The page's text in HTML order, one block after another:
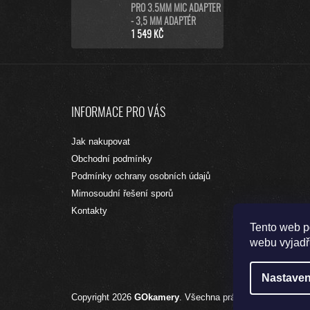
Tento web
webu
PRO 3.5MM MIC ADAPTER
- 3,5 MM ADAPTÉR
1 549 KČ
INFORMACE PRO VÁS
Jak nakupovat
Obchodní podmínky
Podmínky ochrany osobních údajů
Mimosoudní řešení sporů
Kontakty
Copyright 2026 GOkamery . Všechna práva vyhrazena.